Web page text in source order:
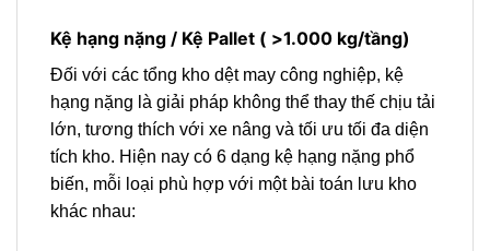
Kệ hạng nặng / Kệ Pallet ( >1.000 kg/tầng)
Đối với các tổng kho dệt may công nghiệp, kệ
hạng nặng là giải pháp không thể thay thế chịu tải
lớn, tương thích với xe nâng và tối ưu tối đa diện
tích kho. Hiện nay có 6 dạng kệ hạng nặng phổ
biến, mỗi loại phù hợp với một bài toán lưu kho
khác nhau: